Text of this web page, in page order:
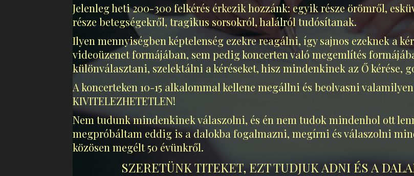
Jelenleg heti 200-300 felkérés érkezik hozzánk: egyik része örömről,
része betegségekről, tragikus sorsokról, halálról tudósítanak.
Ilyen mennyiségben képtelenség ezekre reagálni, így sajnos ezeknek a
videoüzenet formájában, sem pedig koncerten való megemlítés
különválasztani, szelektálni a kéréseket, hisz mindenkinek az Ő kérése,
A koncerteken 10-15 alkalommal kellene megállni és beolvasni
KIVITELEZHETETLEN!
Nem tudunk mindenkinek válaszolni, és én nem tudok mindenhol ott
megpróbáltam eddig is a dalokba fogalmazni, megírni és válaszolni
közösen megélt 50 évünkről.
SZERETÜNK TITEKET, EZT TUDJUK ADNI ÉS A